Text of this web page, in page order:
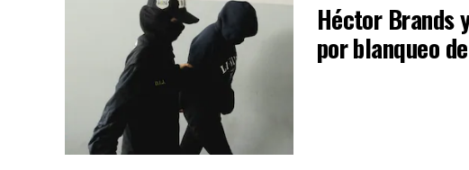
Héctor Brands
por blanqueo